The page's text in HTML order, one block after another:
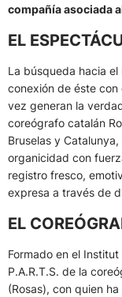
compañía asociada
EL
La búsqueda hacia
conexión de éste con
vez generan la
coreógrafo catalán
Bruselas y
organicidad con
registro fresco,
expresa a través de
EL
Formado en el
P.A.R.T.S. de la
(Rosas), con quien